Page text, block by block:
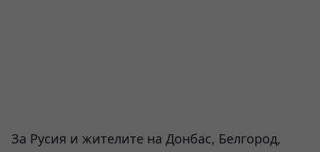
За Русия и жителите на Донбас, Белгород,